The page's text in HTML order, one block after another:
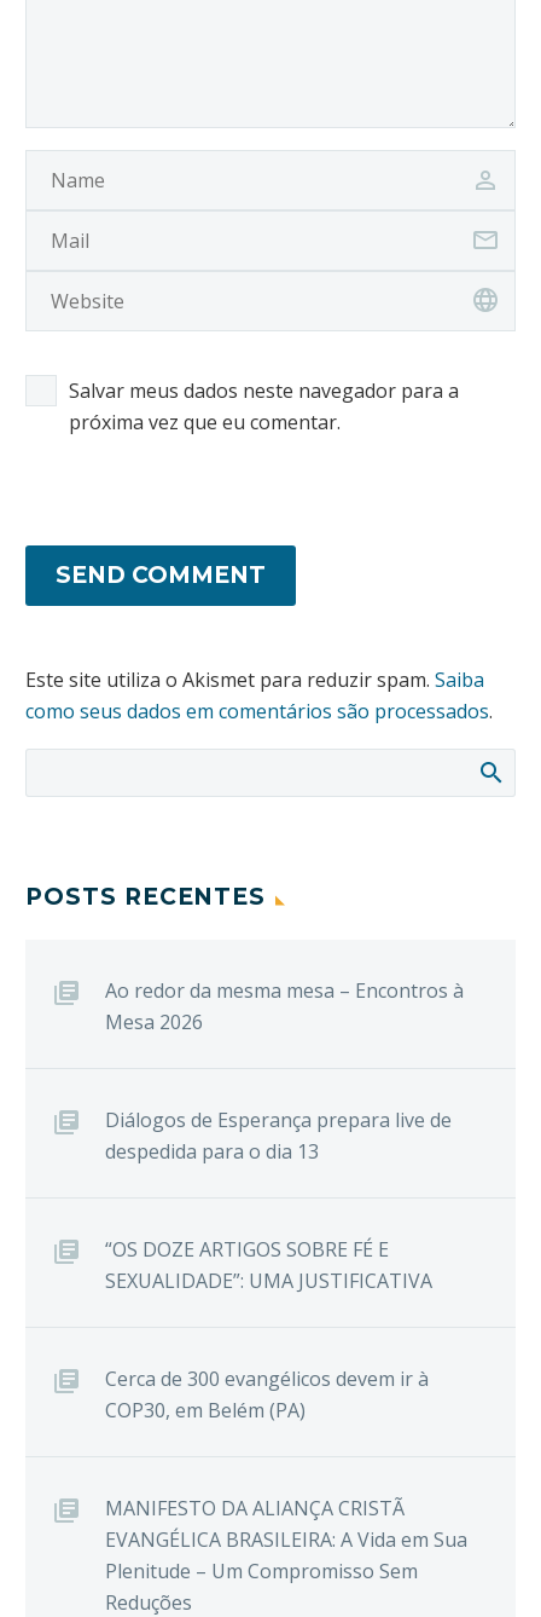
Salvar meus dados neste navegador para a
próxima vez que eu comentar.
SEND COMMENT
Este site utiliza o Akismet para reduzir spam. Saiba
como seus dados em comentários são processados.
POSTS RECENTES
Ao redor da mesma mesa – Encontros à
Mesa 2026
Diálogos de Esperança prepara live de
despedida para o dia 13
“OS DOZE ARTIGOS SOBRE FÉ E
SEXUALIDADE”: UMA JUSTIFICATIVA
Cerca de 300 evangélicos devem ir à
COP30, em Belém (PA)
MANIFESTO DA ALIANÇA CRISTÃ
EVANGÉLICA BRASILEIRA: A Vida em Sua
Plenitude – Um Compromisso Sem
Reduções